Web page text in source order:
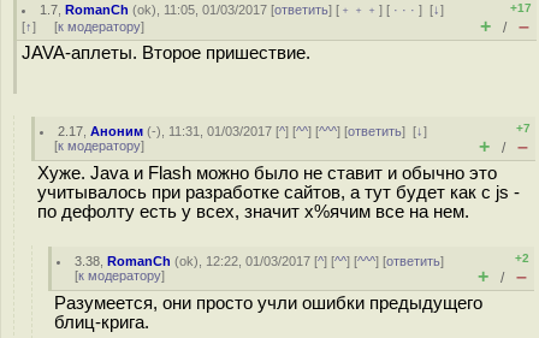
1.7 ,RomanCh (ok), 11:05, 01/03/2017 [ответить] [ ﹢﹢﹢] [ · · ·][↓]
[↑] [к модератору]
+17
+ / –
JAVA-аплеты. Второе пришествие.
2.17 ,Аноним (-), 11:31, 01/03/2017 [^] [^^] [^^^] [ответить][↓]
[к модератору]
+7
+ / –
Хуже. Java и Flash можно было не ставит и обычно это
учитывалось при разработке сайтов, а тут будет как с js -
по дефолту есть у всех, значит х%ячим все на нем.
3.38 ,RomanCh (ok), 12:22, 01/03/2017 [^] [^^] [^^^] [ответить]
[к модератору]
+2
+ / –
Разумеется, они просто учли ошибки предыдущего
блиц-крига.